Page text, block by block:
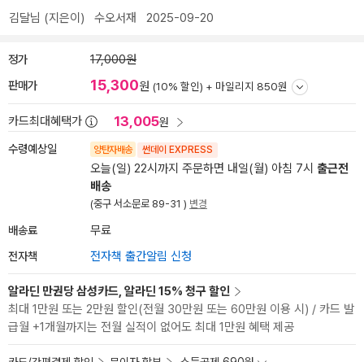
김달님 (지은이) 수오서재 2025-09-20
정가 17,000원
판매가 15,300원 (10% 할인) + 마일리지 850원
카드최대혜택가 13,005원
수령예상일 양탄자배송 썬데이 EXPRESS
오늘(일) 22시까지 주문하면 내일(월) 아침 7시 출근전
배송
(중구 서소문로 89-31 ) 변경
배송료 무료
전자책 전자책 출간알림 신청
알라딘 만권당 삼성카드, 알라딘 15% 청구 할인
최대 1만원 또는 2만원 할인(전월 30만원 또는 60만원 이용 시) / 카드 발
급월 +1개월까지는 전월 실적이 없어도 최대 1만원 혜택 제공